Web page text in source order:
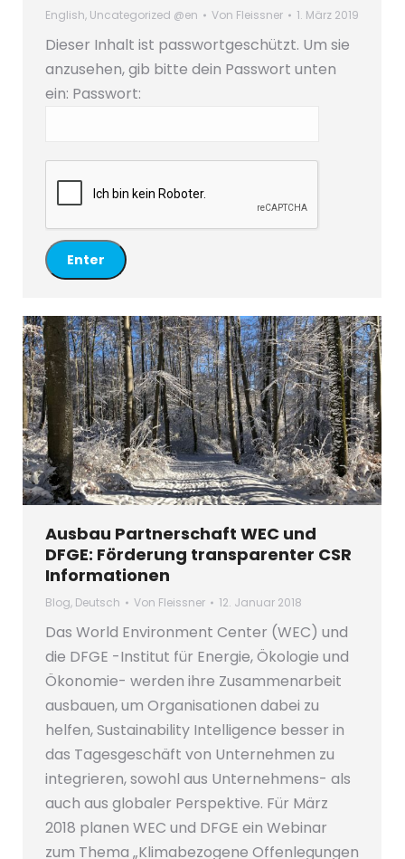
English, Uncategorized @en Von Fleissner 1. März 2019
Dieser Inhalt ist passwortgeschützt. Um sie
anzusehen, gib bitte dein Passwort unten
ein: Passwort:
Ausbau Partnerschaft WEC und
DFGE: Förderung transparenter CSR
Informationen
Blog, Deutsch Von Fleissner 12. Januar 2018
Das World Environment Center (WEC) und
die DFGE -Institut für Energie, Ökologie und
Ökonomie- werden ihre Zusammenarbeit
ausbauen, um Organisationen dabei zu
helfen, Sustainability Intelligence besser in
das Tagesgeschäft von Unternehmen zu
integrieren, sowohl aus Unternehmens- als
auch aus globaler Perspektive. Für März
2018 planen WEC und DFGE ein Webinar
zum Thema „Klimabezogene Offenlegungen